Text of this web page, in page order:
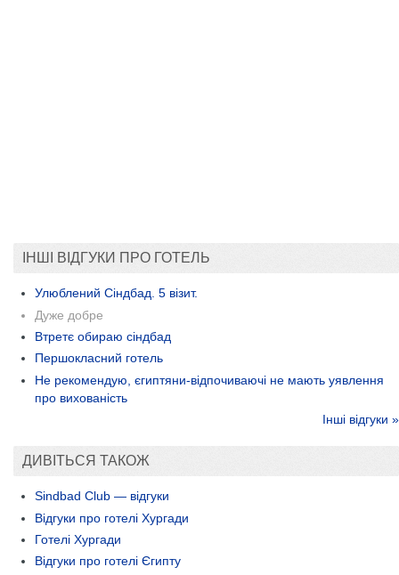
ІНШІ ВІДГУКИ ПРО ГОТЕЛЬ
Улюблений Сіндбад. 5 візит.
Дуже добре
Втретє обираю сіндбад
Першокласний готель
Не рекомендую, єгиптяни-відпочиваючі не мають уявлення
про вихованість
Інші відгуки »
ДИВІТЬСЯ ТАКОЖ
Sindbad Club — відгуки
Відгуки про готелі Хургади
Готелі Хургади
Відгуки про готелі Єгипту